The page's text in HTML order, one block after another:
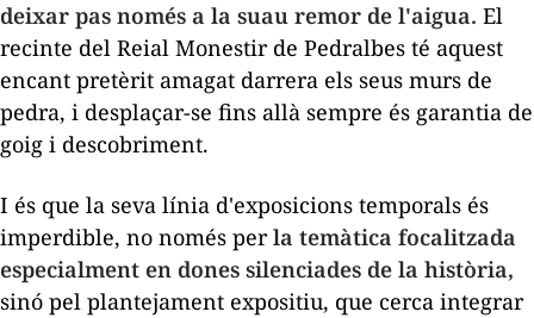
deixar pas només a la suau remor de l'aigua. El
recinte del Reial Monestir de Pedralbes té aquest
encant pretèrit amagat darrera els seus murs de
pedra, i desplaçar-se fins allà sempre és garantia de
goig i descobriment.
I és que la seva línia d'exposicions temporals és
imperdible, no només perla temàtica focalitzada
especialment en dones silenciades de la història,
sinó pel plantejament expositiu, que cerca integrar